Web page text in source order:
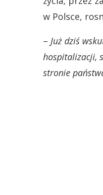
w Polsce,
– Już dziś
hospitalizacji,
stronie